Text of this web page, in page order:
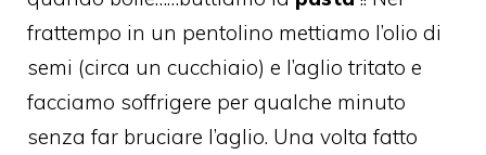
frattempo in un pentolino mettiamo l’olio di
semi (circa un cucchiaio) e l’aglio tritato e
facciamo soffrigere per qualche minuto
senza far bruciare l’aglio. Una volta fatto